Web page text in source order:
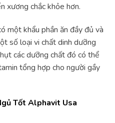
xương chắc khỏe hơn.
một khẩu phần ăn đầy đủ và
số loại vi chất dinh dưỡng
các dưỡng chất đó có thể
tổng hợp cho người gầy
Tốt Alphavit Usa